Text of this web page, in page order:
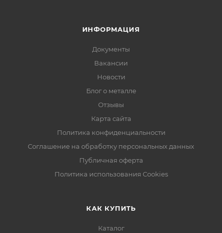
ИНФОРМАЦИЯ
Документы
Вакансии
Новости
Блог о металле
Отзывы
Карта сайта
Политика конфиденциальности
Соглашение на обработку персональных данных
Публичная оферта
Политика использования Cookies
КАК КУПИТЬ
Каталог